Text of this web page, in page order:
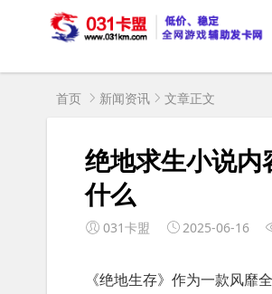
首页 新闻资讯 文章正文
绝地求生小说
什么
031卡盟 2025-06-16
《绝地生存》作为一款风靡